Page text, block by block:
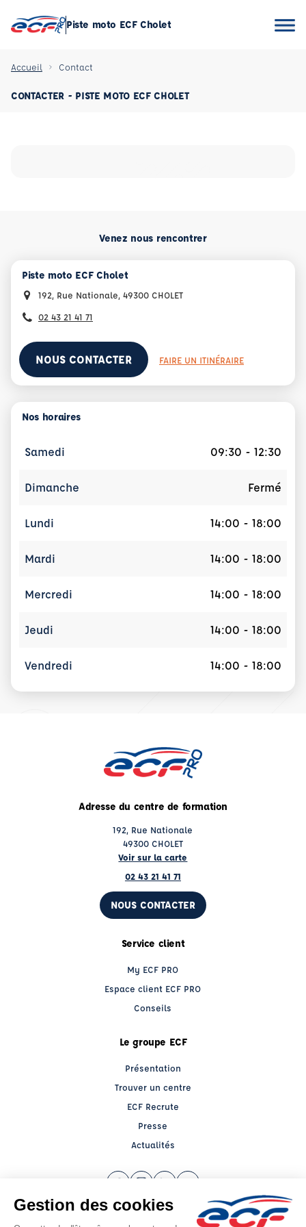
Piste moto ECF Cholet
Accueil Contact
CONTACTER - PISTE MOTO ECF CHOLET
Venez nous rencontrer
Piste moto ECF Cholet
192, Rue Nationale, 49300 CHOLET
02 43 21 41 71
NOUS CONTACTER FAIRE UN ITINÉRAIRE
Nos horaires
Samedi 09:30 - 12:30
Dimanche Fermé
Lundi 14:00 - 18:00
Mardi 14:00 - 18:00
Mercredi 14:00 - 18:00
Jeudi 14:00 - 18:00
Vendredi 14:00 - 18:00
Adresse du centre de formation
192, Rue Nationale
49300 CHOLET
Voir sur la carte
02 43 21 41 71
NOUS CONTACTER
Service client
My ECF PRO
Espace client ECF PRO
Conseils
Le groupe ECF
Présentation
Trouver un centre
ECF Recrute
Presse
Actualités
Facebook (nouvelle fenêtre)
Instagram (nouvelle fenêtre)
LinkedIn (nouvelle fenêtre)
YouTube (nouvelle
Raison sociale : ECF CER CENTRE ATLANTIQUE - Capital social: 2500000€